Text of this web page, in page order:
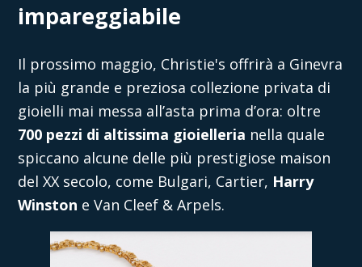
impareggiabile
Il prossimo maggio, Christie's offrirà a Ginevra
la più grande e preziosa collezione privata di
gioielli mai messa all’asta prima d’ora: oltre
700 pezzi di altissima gioielleria nella quale
spiccano alcune delle più prestigiose maison
del XX secolo, come Bulgari, Cartier, Harry
Winston e Van Cleef & Arpels.